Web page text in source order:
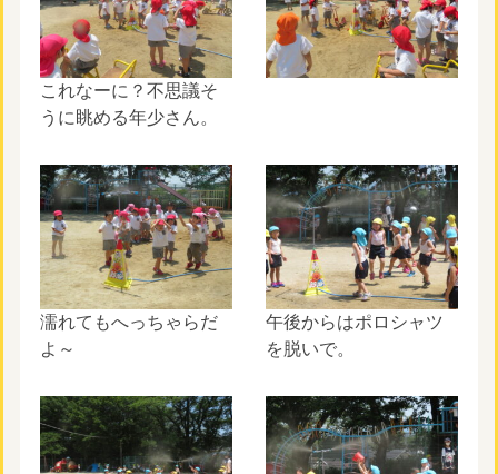
これなーに？不思議そ
うに眺める年少さん。
濡れてもへっちゃらだ
よ～
午後からはポロシャツ
を脱いで。